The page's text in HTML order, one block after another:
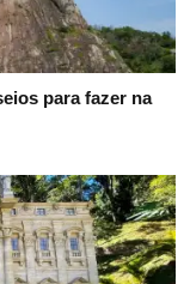
para fazer na